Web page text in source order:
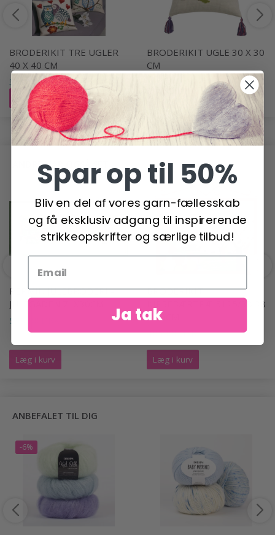
BRODERIKIT TRE UGLER
40 X 40 CM
310,00 DKK
Læg i kurv
BRODERIKIT UGLE 30 X 30
CM
ANDRE HAR OGSÅ SET
PERMIN JULEBRODERI -
JULEGADEN 71X30CM
599,00 DKK
Læg i kurv
BRODERIKIT
KIRSEBÆRTRÆ 5125/38 38
X 30CM
405,00 DKK
Læg i kurv
ANBEFALET TIL DIG
-6%
Spar op til 50%
Bliv en del af vores garn-fællesskab
og få eksklusiv adgang til inspirerende
strikkeopskrifter og særlige tilbud!
Ja tak